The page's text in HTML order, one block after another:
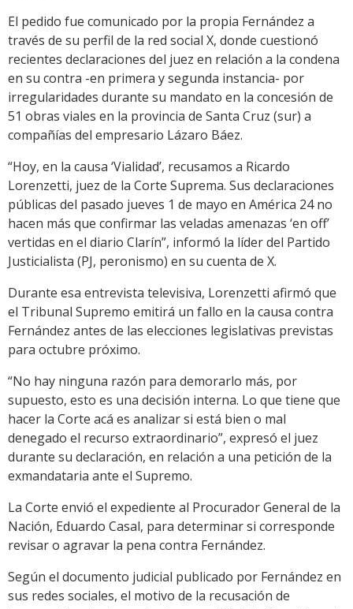
El pedido fue comunicado por la propia Fernández a
través de su perfil de la red social X, donde cuestionó
recientes declaraciones del juez en relación a la condena
en su contra -en primera y segunda instancia- por
irregularidades durante su mandato en la concesión de
51 obras viales en la provincia de Santa Cruz (sur) a
compañías del empresario Lázaro Báez.
“Hoy, en la causa ‘Vialidad’, recusamos a Ricardo
Lorenzetti, juez de la Corte Suprema. Sus declaraciones
públicas del pasado jueves 1 de mayo en América 24 no
hacen más que confirmar las veladas amenazas ‘en off’
vertidas en el diario Clarín”, informó la líder del Partido
Justicialista (PJ, peronismo) en su cuenta de X.
Durante esa entrevista televisiva, Lorenzetti afirmó que
el Tribunal Supremo emitirá un fallo en la causa contra
Fernández antes de las elecciones legislativas previstas
para octubre próximo.
“No hay ninguna razón para demorarlo más, por
supuesto, esto es una decisión interna. Lo que tiene que
hacer la Corte acá es analizar si está bien o mal
denegado el recurso extraordinario”, expresó el juez
durante su declaración, en relación a una petición de la
exmandataria ante el Supremo.
La Corte envió el expediente al Procurador General de la
Nación, Eduardo Casal, para determinar si corresponde
revisar o agravar la pena contra Fernández.
Según el documento judicial publicado por Fernández en
sus redes sociales, el motivo de la recusación de